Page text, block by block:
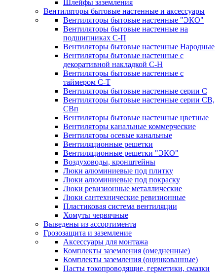
Шлейфы заземления
Вентиляторы бытовые настенные и аксессуары
Вентиляторы бытовые настенные "ЭКО"
Вентиляторы бытовые настенные на
подшипниках С-П
Вентиляторы бытовые настенные Народные
Вентиляторы бытовые настенные с
декоративной накладкой С-Н
Вентиляторы бытовые настенные с
таймером С-Т
Вентиляторы бытовые настенные серии С
Вентиляторы бытовые настенные серии СВ,
СВп
Вентиляторы бытовые настенные цветные
Вентиляторы канальные коммерческие
Вентиляторы осевые канальные
Вентиляционные решетки
Вентиляционные решетки "ЭКО"
Воздуховоды, кронштейны
Люки алюминиевые под плитку
Люки алюминиевые под покраску
Люки ревизионные металлические
Люки сантехнические ревизионные
Пластиковая система вентиляции
Хомуты червячные
Выведены из ассортимента
Грозозащита и заземление
Аксессуары для монтажа
Комплекты заземления (омедненные)
Комплекты заземления (оцинкованные)
Пасты токопроводящие, герметики, смазки